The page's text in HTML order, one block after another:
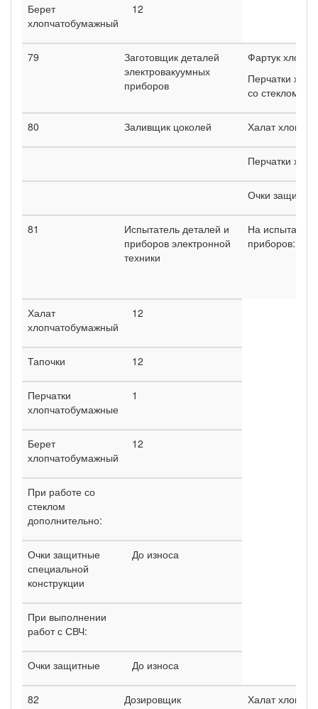
Берет
хлопчатобумажный
12
79
Заготовщик деталей
электровакуумных
приборов
Фартук
Перчатки
со стеклом)
80 Заливщик цоколей Халат
Перчатки
Очки
81
Испытатель деталей и
приборов электронной
техники
На испытании
приборов:
Халат
хлопчатобумажный
12
Тапочки 12
Перчатки
хлопчатобумажные
1
Берет
хлопчатобумажный
12
При работе со
стеклом
дополнительно:
Очки защитные
специальной
конструкции
До износа
При выполнении
работ с СВЧ:
Очки защитные До износа
82
Дозировщик
Халат